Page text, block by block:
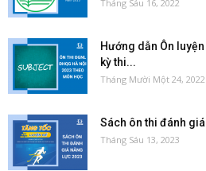
Tháng Sáu 16, 2022
Hướng dẫn Ôn
kỳ thi...
Tháng Mười Một 24, 2022
Sách ôn thi đánh
Tháng Sáu 13, 2023